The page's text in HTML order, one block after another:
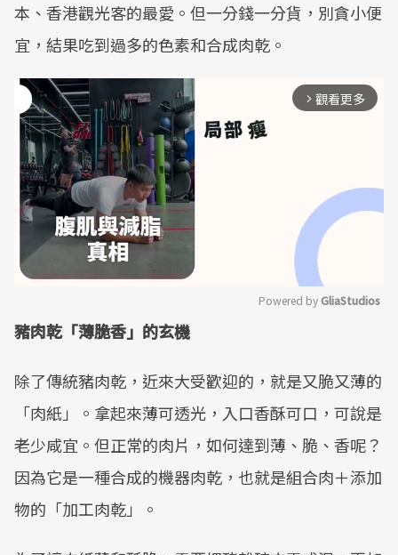
本、香港觀光客的最愛。但一分錢一分貨，別貪小便
宜，結果吃到過多的色素和合成肉乾。
arrow_forward_ios 觀看更多
Powered by GliaStudios
豬肉乾「薄脆香」的玄機
除了傳統豬肉乾，近來大受歡迎的，就是又脆又薄的
「肉紙」。拿起來薄可透光，入口香酥可口，可說是
老少咸宜。但正常的肉片，如何達到薄、脆、香呢？
因為它是一種合成的機器肉乾，也就是組合肉＋添加
物的「加工肉乾」。